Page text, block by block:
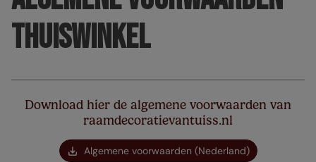
Thuiswinkel
Download hier de algemene voorwaarden van
raamdecoratievantuiss.nl
Algemene voorwaarden (Nederland)